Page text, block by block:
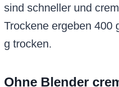
sind schneller und
Trockene ergeben 400
g trocken.
Ohne Blender